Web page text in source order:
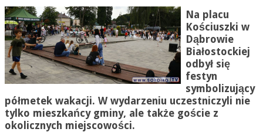
Na placu
Kościuszki w
Dąbrowie
Białostockiej
odbył się
festyn
symbolizujący
półmetek wakacji. W wydarzeniu uczestniczyli nie
tylko mieszkańcy gminy, ale także goście z
okolicznych miejscowości.